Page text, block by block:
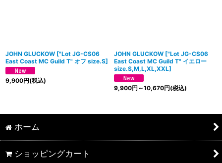
JOHN GLUCKOW ["Lot JG-CS06
East Coast MC Guild T" オフ size.S]
9,900円(税込)
JOHN GLUCKOW ["Lot JG-CS06
East Coast MC Guild T" イエロー
size.S,M,L,XL,XXL]
9,900円 ～10,670円(税込)
ホーム
ショッピングカート